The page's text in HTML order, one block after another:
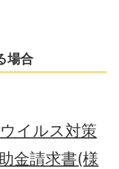
場合
イルス対策
金請求書(様